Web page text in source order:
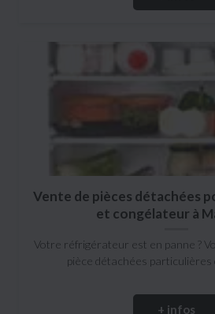
Vente de pièces détachées
et congélateur à
Votre réfrigérateur est en panne ?
pièce détachées particulières
+ infos